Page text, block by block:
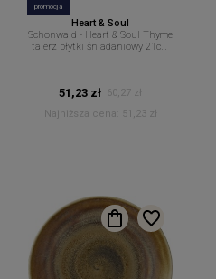
promocja
Heart & Soul
Schonwald - Heart & Soul Thyme
talerz płytki śniadaniowy 21cm
51,23 zł 60,27 zł
Najniższa cena:
51,23 zł